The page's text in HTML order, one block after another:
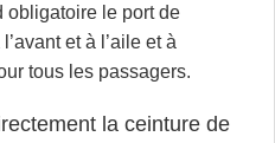
obligatoire le port de
et à l’aile et à
tous les passagers.
la ceinture de